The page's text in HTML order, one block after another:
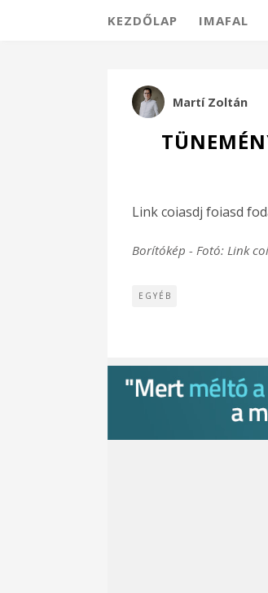
KEZDŐLAP IMAFAL
Martí Zoltán
Link coiasdj foiasd
Borítókép - Fotó: Link
EGYÉB